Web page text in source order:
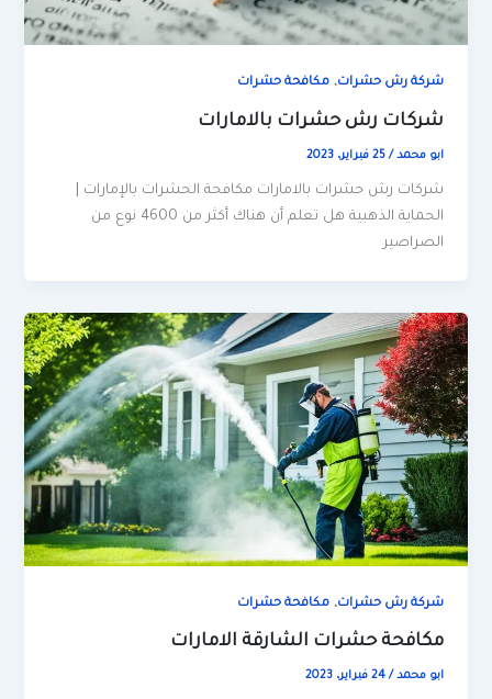
شركة رش حشرات,مكافحة حشرات
شركات رش حشرات بالامارات
ابو محمد/25 فبراير، 2023
شركات رش حشرات بالامارات مكافحة الحشرات بالإمارات |
الحماية الذهبية هل تعلم أن هناك أكثر من 4600 نوع من
الصراصير
شركة رش حشرات,مكافحة حشرات
مكافحة حشرات الشارقة الامارات
ابو محمد/24 فبراير، 2023